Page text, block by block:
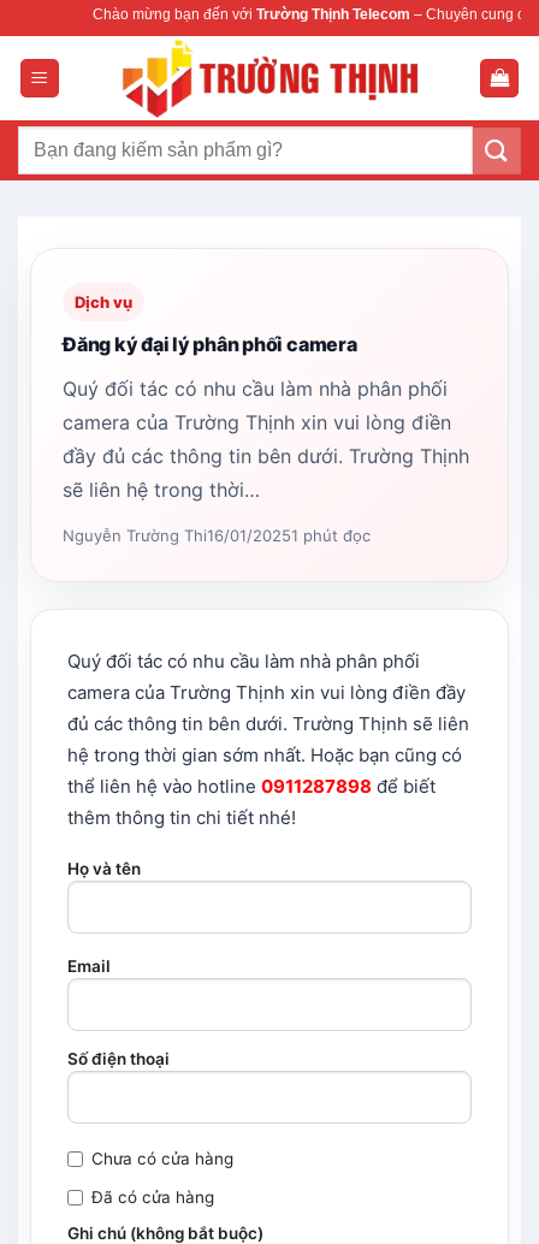
dung
Chào mừng bạn đến vớiTrường Thịnh Telecom– Chuyên cung cấp thiết
Tìm
Dịch vụ
Đăng ký đại lý phân phối camera
Quý đối tác có nhu cầu làm nhà phân phối
camera của Trường Thịnh xin vui lòng điền
đầy đủ các thông tin bên dưới. Trường Thịnh
sẽ liên hệ trong thời…
Nguyễn Trường Thi16/01/20251 phút đọc
Quý đối tác có nhu cầu làm nhà phân phối
camera của Trường Thịnh xin vui lòng điền đầy
đủ các thông tin bên dưới. Trường Thịnh sẽ liên
hệ trong thời gian sớm nhất. Hoặc bạn cũng có
thể liên hệ vào hotline 0911287898 để biết
thêm thông tin chi tiết nhé!
Họ và tên
Email
Số điện thoại
Chưa có cửa hàng
Đã có cửa hàng
Ghi chú (không bắt buộc)